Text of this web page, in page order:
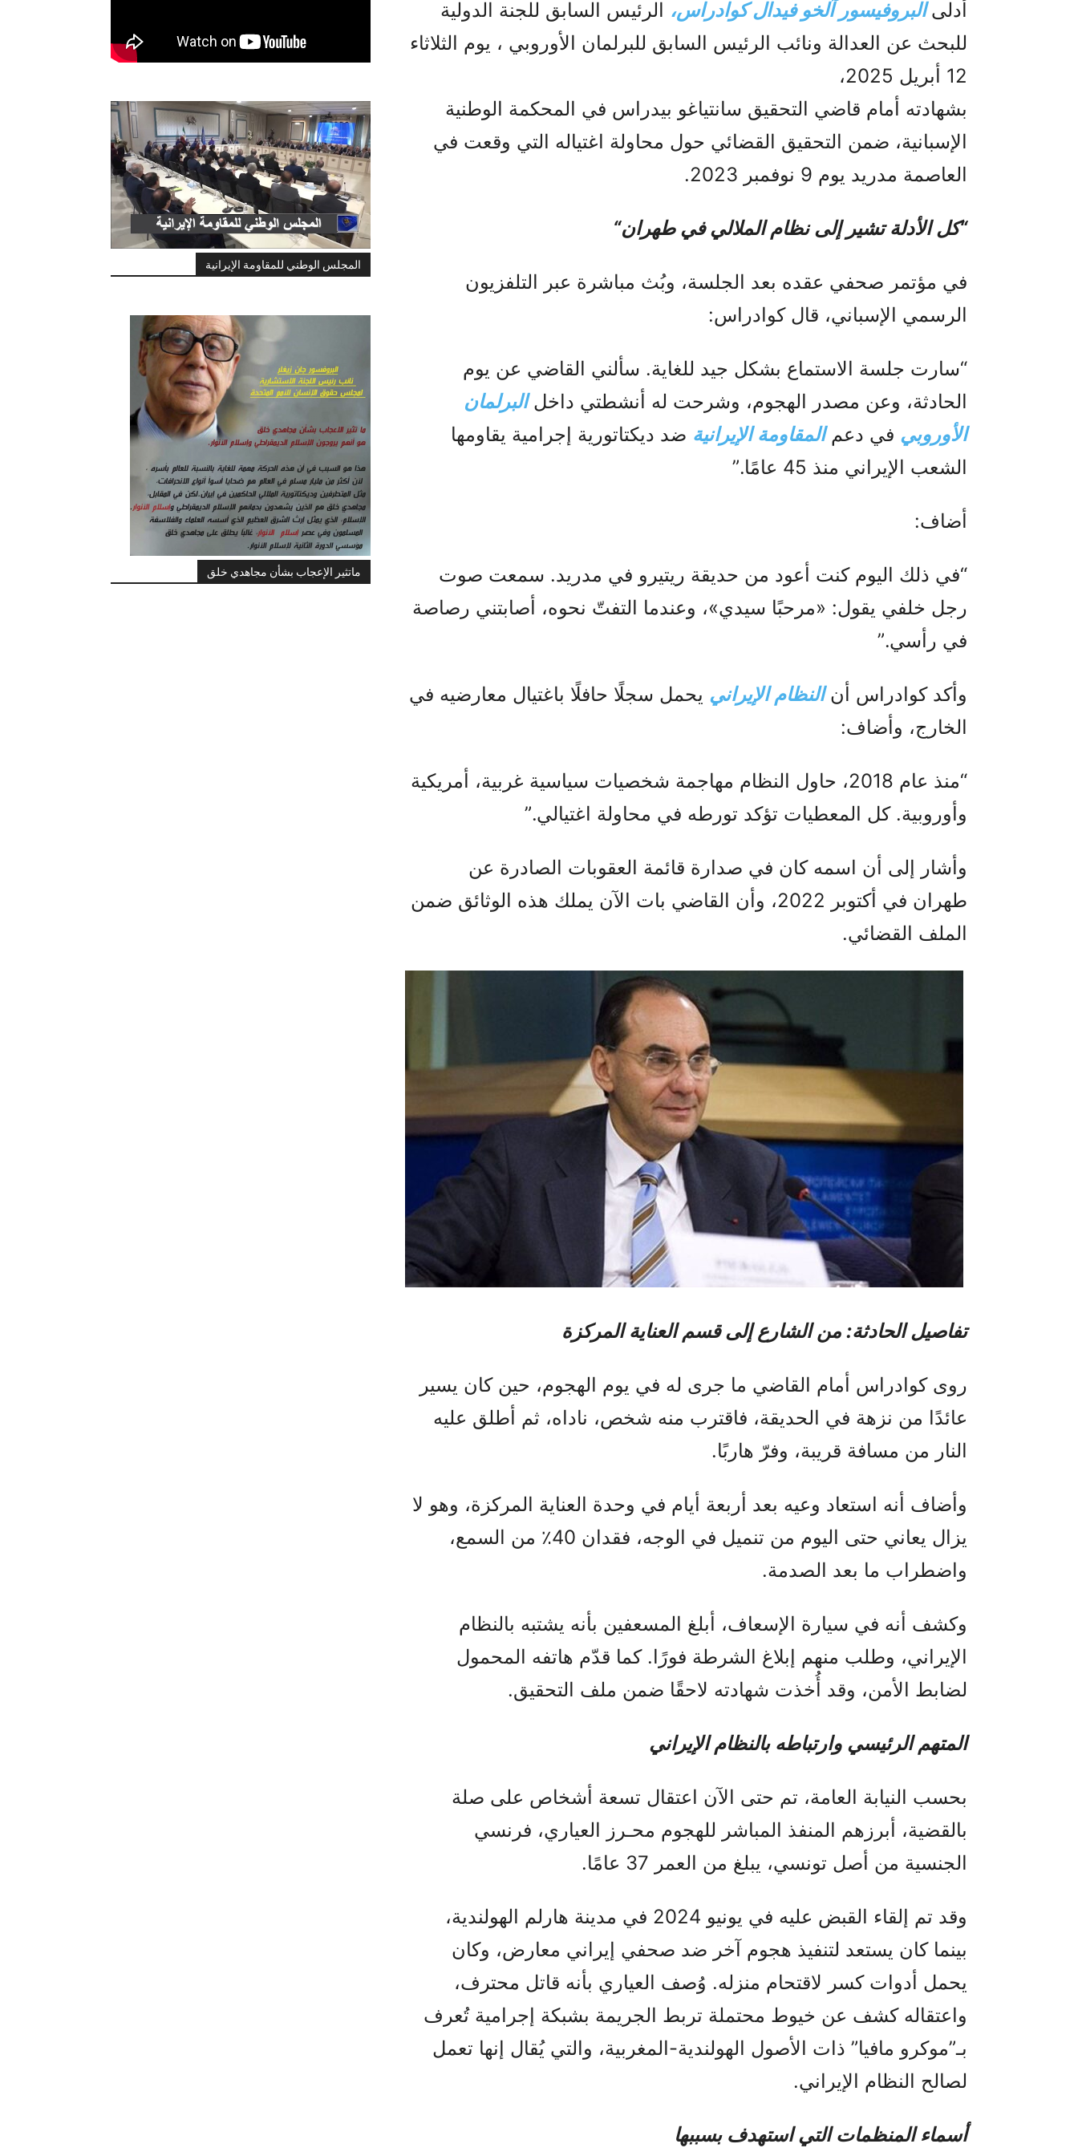
المجلس الوطني للمقاومة الإيرانية
ماتثير الإعجاب بشأن مجاهدي خلق
أدلىالبروفيسور آلخو فيدال كوادراس، الرئيس السابق للجنة الدولية
للبحث عن العدالة ونائب الرئيس السابق للبرلمان الأوروبي ، يوم الثلاثاء
12 أبريل 2025،
بشهادته أمام قاضي التحقيق سانتياغو بيدراس في المحكمة الوطنية
الإسبانية، ضمن التحقيق القضائي حول محاولة اغتياله التي وقعت في
العاصمة مدريد يوم 9 نوفمبر 2023.
“كل الأدلة تشير إلى نظام الملالي في طهران“
في مؤتمر صحفي عقده بعد الجلسة، وبُث مباشرة عبر التلفزيون
الرسمي الإسباني، قال كوادراس:
“سارت جلسة الاستماع بشكل جيد للغاية. سألني القاضي عن يوم
الحادثة، وعن مصدر الهجوم، وشرحت له أنشطتي داخلالبرلمان
الأوروبي في دعمالمقاومة الإيرانية ضد ديكتاتورية إجرامية يقاومها
الشعب الإيراني منذ 45 عامًا.”
أضاف:
“في ذلك اليوم كنت أعود من حديقة ريتيرو في مدريد. سمعت صوت
رجل خلفي يقول: «مرحبًا سيدي»، وعندما التفتّ نحوه، أصابتني رصاصة
في رأسي.”
وأكد كوادراس أنالنظام الإيراني يحمل سجلًا حافلًا باغتيال معارضيه في
الخارج، وأضاف:
“منذ عام 2018، حاول النظام مهاجمة شخصيات سياسية غربية، أمريكية
وأوروبية. كل المعطيات تؤكد تورطه في محاولة اغتيالي.”
وأشار إلى أن اسمه كان في صدارة قائمة العقوبات الصادرة عن
طهران في أكتوبر 2022، وأن القاضي بات الآن يملك هذه الوثائق ضمن
الملف القضائي.
تفاصيل الحادثة: من الشارع إلى قسم العناية المركزة
روى كوادراس أمام القاضي ما جرى له في يوم الهجوم، حين كان يسير
عائدًا من نزهة في الحديقة، فاقترب منه شخص، ناداه، ثم أطلق عليه
النار من مسافة قريبة، وفرّ هاربًا.
وأضاف أنه استعاد وعيه بعد أربعة أيام في وحدة العناية المركزة، وهو لا
يزال يعاني حتى اليوم من تنميل في الوجه، فقدان 40٪ من السمع،
واضطراب ما بعد الصدمة.
وكشف أنه في سيارة الإسعاف، أبلغ المسعفين بأنه يشتبه بالنظام
الإيراني، وطلب منهم إبلاغ الشرطة فورًا. كما قدّم هاتفه المحمول
لضابط الأمن، وقد أُخذت شهادته لاحقًا ضمن ملف التحقيق.
المتهم الرئيسي وارتباطه بالنظام الإيراني
بحسب النيابة العامة، تم حتى الآن اعتقال تسعة أشخاص على صلة
بالقضية، أبرزهم المنفذ المباشر للهجوم محـرز العياري، فرنسي
الجنسية من أصل تونسي، يبلغ من العمر 37 عامًا.
وقد تم إلقاء القبض عليه في يونيو 2024 في مدينة هارلم الهولندية،
بينما كان يستعد لتنفيذ هجوم آخر ضد صحفي إيراني معارض، وكان
يحمل أدوات كسر لاقتحام منزله. وُصف العياري بأنه قاتل محترف،
واعتقاله كشف عن خيوط محتملة تربط الجريمة بشبكة إجرامية تُعرف
بـ”موكرو مافيا” ذات الأصول الهولندية-المغربية، والتي يُقال إنها تعمل
لصالح النظام الإيراني.
أسماء المنظمات التي استهدف بسببها